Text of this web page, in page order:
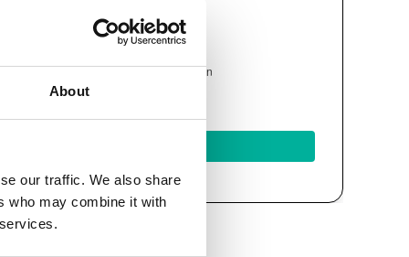
About
our traffic. We also share
who may combine it with
Upp till 10 hemsidor/domäner
utrymme
4 CPU, 4GB RAM ~200K besökare/mån